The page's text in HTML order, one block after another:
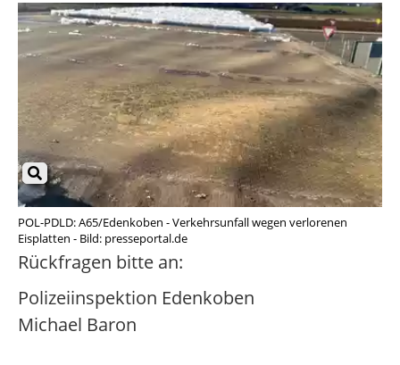
POL-PDLD: A65/Edenkoben - Verkehrsunfall wegen verlorenen
Eisplatten - Bild: presseportal.de
Rückfragen bitte an:
Polizeiinspektion Edenkoben
Michael Baron